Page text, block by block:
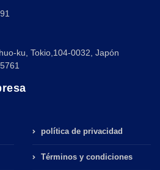
ku, Tokio,104-0032, Japón
política de privacidad
Términos y condiciones